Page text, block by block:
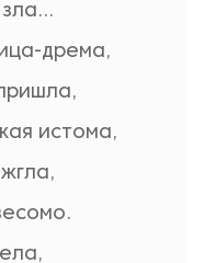
зла…
дрема,
истома,